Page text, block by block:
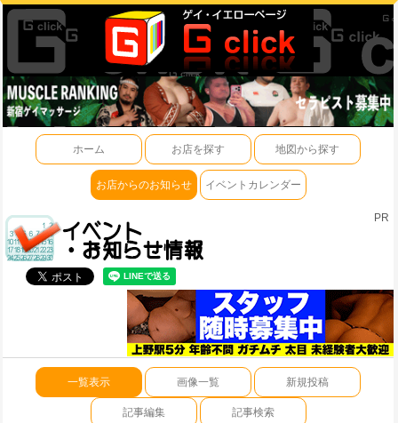
ホーム お店を探す 地図から探す
お店からのお知らせ イベントカレンダー
PR
一覧表示 画像一覧 新規投稿
記事編集 記事検索